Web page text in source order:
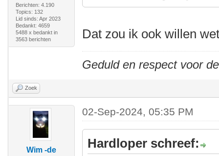
Berichten: 4.190
Topics: 132
Lid sinds: Apr 2023
Bedankt: 4659
5488 x bedankt in
3563 berichten
Dat zou ik ook willen
Geduld en respect voor
Zoek
Wim -de
02-Sep-2024, 05:35 PM
Hardloper schreef: